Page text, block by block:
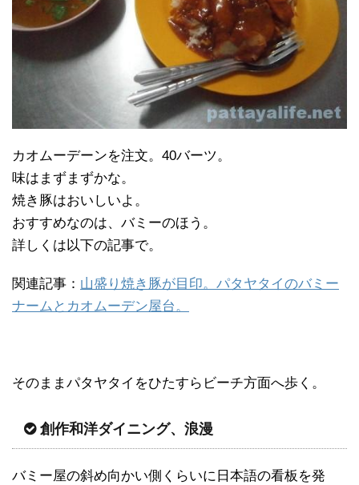
カオムーデーンを注文。40バーツ。
味はまずまずかな。
焼き豚はおいしいよ。
おすすめなのは、バミーのほう。
詳しくは以下の記事で。
関連記事： 山盛り焼き豚が目印。パタヤタイのバミー
ナームとカオムーデン屋台。
そのままパタヤタイをひたすらビーチ方面へ歩く。
創作和洋ダイニング、浪漫
バミー屋の斜め向かい側くらいに日本語の看板を発